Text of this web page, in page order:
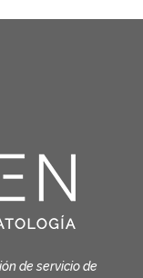
de servicio de